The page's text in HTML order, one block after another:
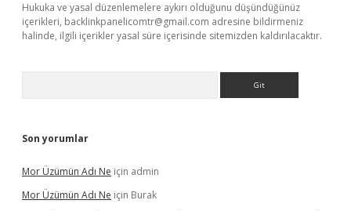
Hukuka ve yasal düzenlemelere aykırı olduğunu düşündüğünüz
içerikleri, backlinkpanelicomtr@gmail.com adresine bildirmeniz
halinde, ilgili içerikler yasal süre içerisinde sitemizden kaldırılacaktır.
Son yorumlar
Mor Üzümün Adı Ne için admin
Mor Üzümün Adı Ne için Burak